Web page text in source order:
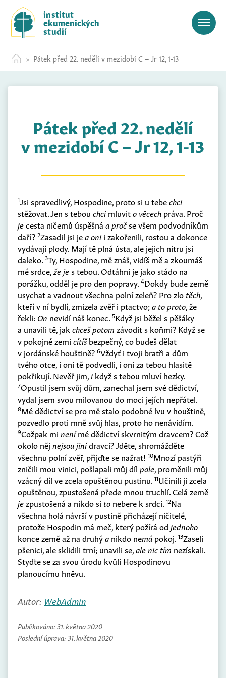
c
institut
ekumenických
studií
Pátek před 22. nedělí v mezidobí C – Jr 12, 1-13
Pátek před 22. nedělí
v mezidobí C – Jr 12, 1-13
1Jsi spravedlivý, Hospodine, proto si u tebechci
stěžovat. Jen s tebou chcimluvito věcech práva. Proč
jecesta ničemů úspěšná a pročse všem podvodníkům
daří? 2Zasadil jsi jea onii zakořenili, rostou a dokonce
vydávají plody. Mají tě plná ústa, ale jejich nitru jsi
daleko. 3Ty, Hospodine, mě znáš, vidíš mě a zkoumáš
mé srdce,že jes tebou. Odtáhni je jako stádo na
porážku, odděl je pro den popravy. 4Dokdy bude země
usychat a vadnout všechna polní zeleň? Pro zlo těch,
kteří v ní bydlí, zmizela zvěř i ptactvo; a to proto, že
řekli: On nevidí náš konec. 5Když jsi běžel s pěšáky
a unavili tě, jak chceš potom závodit s koňmi? Když se
v pokojné zemi cítíšbezpečný, co budeš dělat
v jordánské houštině? 6Vždyť i tvoji bratři a dům
tvého otce, i oni tě podvedli, i oni za tebou hlasitě
pokřikují. Nevěř jim,ikdyž s tebou mluví hezky.
7Opustil jsem svůj dům, zanechal jsem své dědictví,
vydal jsem svou milovanou do moci jejích nepřátel.
8Mé dědictví se pro mě stalo podobné lvu v houštině,
pozvedlo proti mně svůj hlas, proto ho nenávidím.
9Cožpak mi nenímé dědictví skvrnitým dravcem? Což
okolo něj nejsou jinídravci? Jděte, shromážděte
všechnu polní zvěř, přijďte se nažrat! 10Mnozí pastýři
zničili mou vinici, pošlapali můj díl pole, proměnili můj
vzácný díl ve zcela opuštěnou pustinu. 11Učinili ji zcela
opuštěnou, zpustošená přede mnou truchlí. Celá země
jezpustošená a nikdo si to nebere k srdci. 12Na
všechna holá návrší v pustině přicházejí ničitelé,
protože Hospodin má meč, který požírá od jednoho
konce země až na druhýa nikdo nemá pokoj. 13Zaseli
pšenici, ale sklidili trní; unavili se,ale nic tím nezískali.
Styďte se za svou úrodu kvůli Hospodinovu
planoucímu hněvu.
Autor: WebAdmin
Publikováno: 31. května 2020
Poslední úprava: 31. května 2020